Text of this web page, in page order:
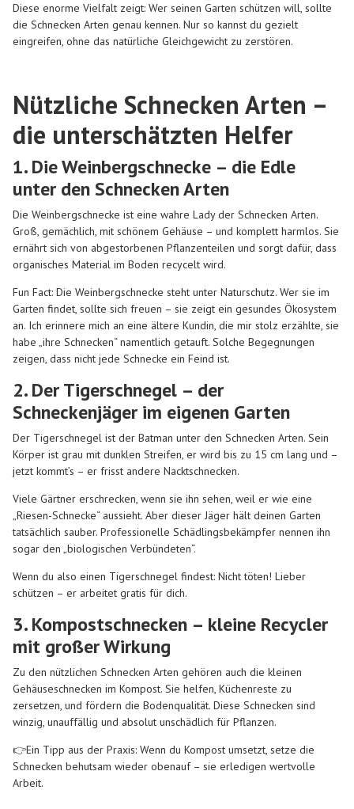
Diese enorme Vielfalt zeigt: Wer seinen Garten schützen will, sollte
die Schnecken Arten genau kennen. Nur so kannst du gezielt
eingreifen, ohne das natürliche Gleichgewicht zu zerstören.
Nützliche Schnecken Arten –
die unterschätzten Helfer
1. Die Weinbergschnecke – die Edle
unter den Schnecken Arten
Die Weinbergschnecke ist eine wahre Lady der Schnecken Arten.
Groß, gemächlich, mit schönem Gehäuse – und komplett harmlos. Sie
ernährt sich von abgestorbenen Pflanzenteilen und sorgt dafür, dass
organisches Material im Boden recycelt wird.
Fun Fact: Die Weinbergschnecke steht unter Naturschutz. Wer sie im
Garten findet, sollte sich freuen – sie zeigt ein gesundes Ökosystem
an. Ich erinnere mich an eine ältere Kundin, die mir stolz erzählte, sie
habe „ihre Schnecken“ namentlich getauft. Solche Begegnungen
zeigen, dass nicht jede Schnecke ein Feind ist.
2. Der Tigerschnegel – der
Schneckenjäger im eigenen Garten
Der Tigerschnegel ist der Batman unter den Schnecken Arten. Sein
Körper ist grau mit dunklen Streifen, er wird bis zu 15 cm lang und –
jetzt kommt’s – er frisst andere Nacktschnecken.
Viele Gärtner erschrecken, wenn sie ihn sehen, weil er wie eine
„Riesen-Schnecke“ aussieht. Aber dieser Jäger hält deinen Garten
tatsächlich sauber. Professionelle Schädlingsbekämpfer nennen ihn
sogar den „biologischen Verbündeten“.
Wenn du also einen Tigerschnegel findest: Nicht töten! Lieber
schützen – er arbeitet gratis für dich.
3. Kompostschnecken – kleine Recycler
mit großer Wirkung
Zu den nützlichen Schnecken Arten gehören auch die kleinen
Gehäuseschnecken im Kompost. Sie helfen, Küchenreste zu
zersetzen, und fördern die Bodenqualität. Diese Schnecken sind
winzig, unauffällig und absolut unschädlich für Pflanzen.
👉Ein Tipp aus der Praxis: Wenn du Kompost umsetzt, setze die
Schnecken behutsam wieder obenauf – sie erledigen wertvolle
Arbeit.